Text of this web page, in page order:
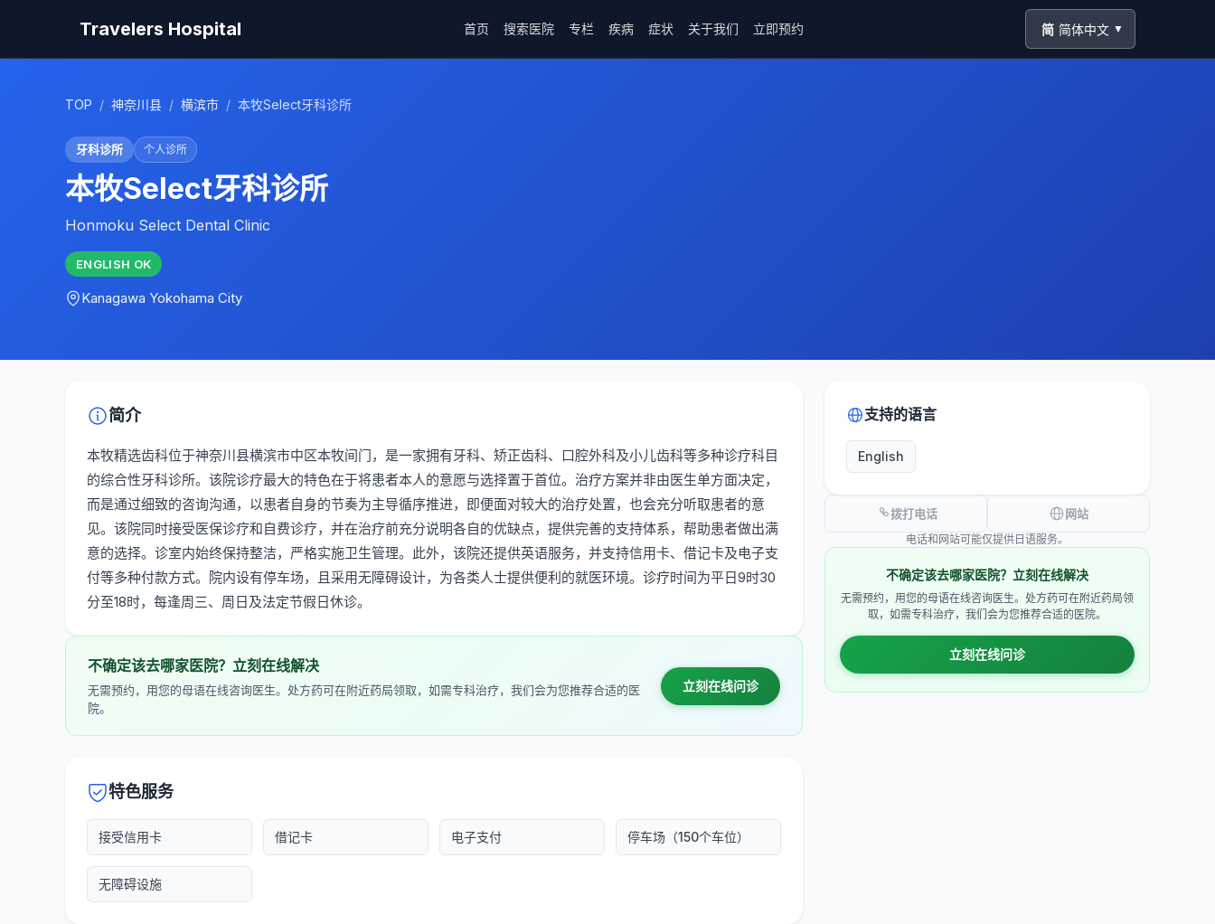
Travelers Hospital 首页 搜索医院 专栏 疾病 症状 关于我们 立即预约 简 简体中文 ▼
TOP / 神奈川县 / 横滨市 / 本牧Select牙科诊所
牙科诊所 个人诊所
本牧Select牙科诊所
Honmoku Select Dental Clinic
ENGLISH OK
Kanagawa Yokohama City
简介
本牧精选齿科位于神奈川县横滨市中区本牧间门，是一家拥有牙科、矫正齿科、口腔外科及小儿齿科等多种诊疗科目
的综合性牙科诊所。该院诊疗最大的特色在于将患者本人的意愿与选择置于首位。治疗方案并非由医生单方面决定，
而是通过细致的咨询沟通，以患者自身的节奏为主导循序推进，即便面对较大的治疗处置，也会充分听取患者的意
见。该院同时接受医保诊疗和自费诊疗，并在治疗前充分说明各自的优缺点，提供完善的支持体系，帮助患者做出满
意的选择。诊室内始终保持整洁，严格实施卫生管理。此外，该院还提供英语服务，并支持信用卡、借记卡及电子支
付等多种付款方式。院内设有停车场，且采用无障碍设计，为各类人士提供便利的就医环境。诊疗时间为平日9时30
分至18时，每逢周三、周日及法定节假日休诊。
不确定该去哪家医院？立刻在线解决
无需预约，用您的母语在线咨询医生。处方药可在附近药局领取，如需专科治疗，我们会为您推荐合适的医
院。
立刻在线问诊
特色服务
接受信用卡 借记卡 电子支付 停车场（150个车位）
无障碍设施
支持的语言
English
拨打电话 网站
电话和网站可能仅提供日语服务。
不确定该去哪家医院？立刻在线解决
无需预约，用您的母语在线咨询医生。处方药可在附近药局领
取，如需专科治疗，我们会为您推荐合适的医院。
立刻在线问诊